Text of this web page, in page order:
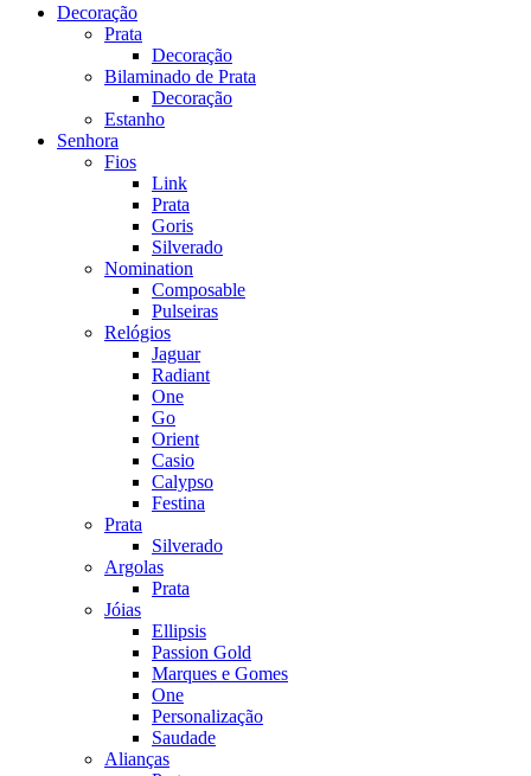
Decoração
Prata
Decoração
Bilaminado de Prata
Decoração
Estanho
Senhora
Fios
Link
Prata
Goris
Silverado
Nomination
Composable
Pulseiras
Relógios
Jaguar
Radiant
One
Go
Orient
Casio
Calypso
Festina
Prata
Silverado
Argolas
Prata
Jóias
Ellipsis
Passion Gold
Marques e Gomes
One
Personalização
Saudade
Alianças